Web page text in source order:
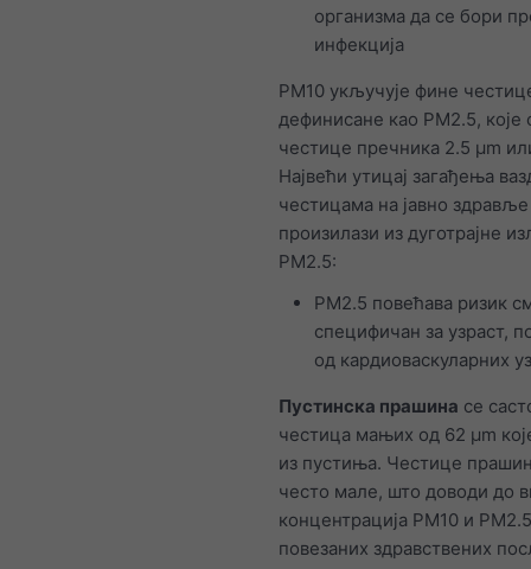
организма да се бори
инфекција
PM10 укључује фине
дефинисане као PM2.5, које
честице пречника 2.5 μm
Највећи утицај загађења
честицама на јавно здравље
произилази из дуготрајне
PM2.5:
PM2.5 повећава ризик
специфичан за узраст,
од кардиоваскуларних
Пустинска прашина се
честица мањих од 62 μm
из пустиња. Честице
често мале, што доводи до
концентрација PM10 и
повезаних здравствених